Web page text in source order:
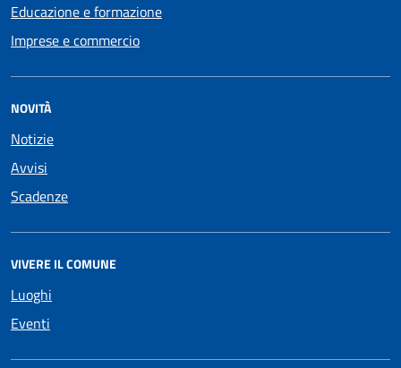
Educazione e formazione
Imprese e commercio
NOVITÀ
Notizie
Avvisi
Scadenze
VIVERE IL COMUNE
Luoghi
Eventi